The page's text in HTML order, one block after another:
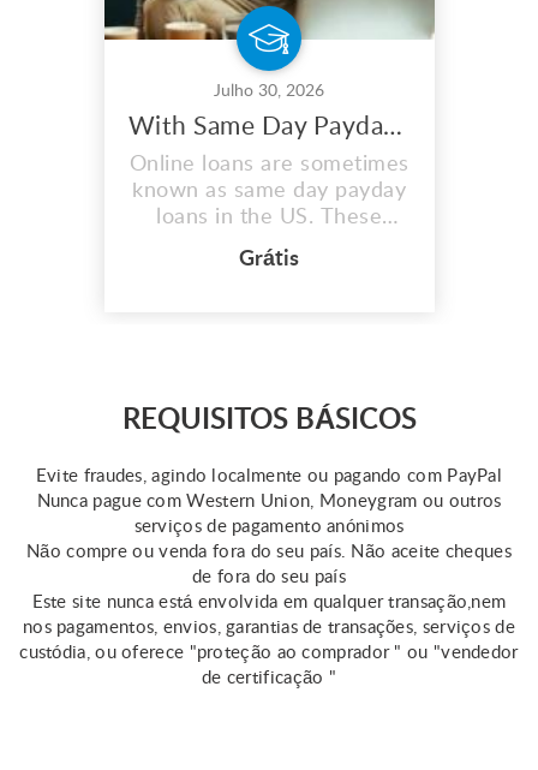
Julho 30, 2026
With Same Day Payday Loans, You May Maximize Your Earnings
Online loans are sometimes
known as same day payday
loans in the US. These
quick same day loans assist
those in need in covering
vary by state. Online
resources provide some
...
Grátis
REQUISITOS BÁSICOS
Evite fraudes, agindo localmente ou pagando com PayPal
Nunca pague com Western Union, Moneygram ou outros
serviços de pagamento anónimos
Não compre ou venda fora do seu país. Não aceite cheques
de fora do seu país
Este site nunca está envolvida em qualquer transação,nem
nos pagamentos, envios, garantias de transações, serviços de
custódia, ou oferece "proteção ao comprador " ou "vendedor
de certificação "